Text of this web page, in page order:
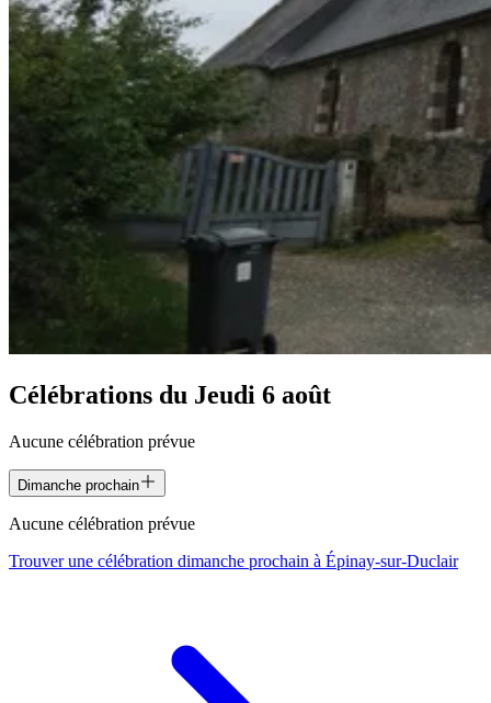
Célébrations du Jeudi 6 août
Aucune célébration prévue
Dimanche prochain
Aucune célébration prévue
Trouver une célébration dimanche prochain à Épinay-sur-Duclair